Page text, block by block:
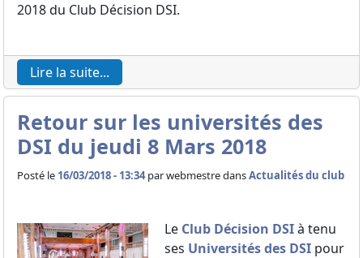
2018 du Club Décision DSI.
Lire la suite...
Retour sur les universités des
DSI du jeudi 8 Mars 2018
Posté le 16/03/2018 - 13:34 parwebmestre dansActualités du club
Le Club Décision DSIà tenu
ses Universités des DSI pour